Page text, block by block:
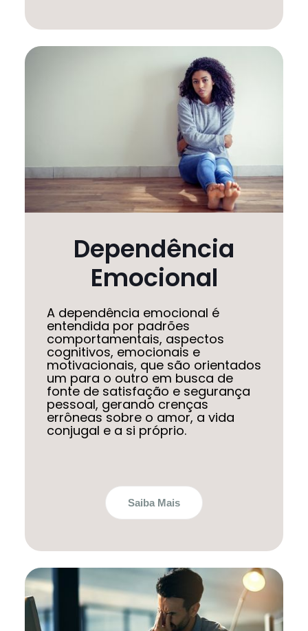
Dependência
Emocional
A dependência emocional é
entendida por padrões
comportamentais, aspectos
cognitivos, emocionais e
motivacionais, que são orientados
um para o outro em busca de
fonte de satisfação e segurança
pessoal, gerando crenças
errôneas sobre o amor, a vida
conjugal e a si próprio.
Saiba Mais